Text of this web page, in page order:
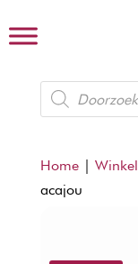
Producten
zoeken
Home| Winkel
acajou